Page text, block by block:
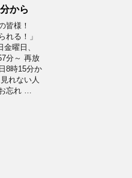
から
皆様！
れる！」​
曜日、
分～ 再放
8時15分か
れない人
忘れ …